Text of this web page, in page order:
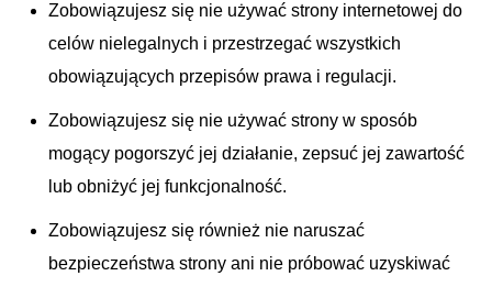
Zobowiązujesz się nie używać strony internetowej do
celów nielegalnych i przestrzegać wszystkich
obowiązujących przepisów prawa i regulacji.
Zobowiązujesz się nie używać strony w sposób
mogący pogorszyć jej działanie, zepsuć jej zawartość
lub obniżyć jej funkcjonalność.
Zobowiązujesz się również nie naruszać
bezpieczeństwa strony ani nie próbować uzyskiwać